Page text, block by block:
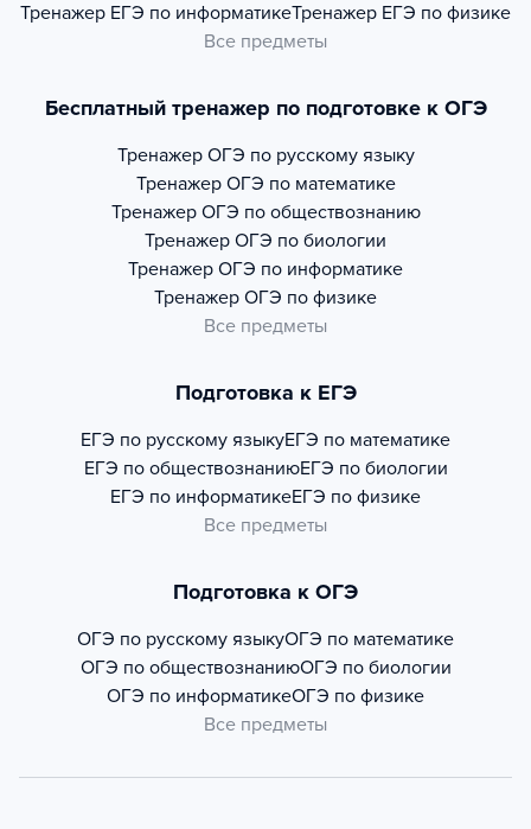
Тренажер ЕГЭ по информатикеТренажер ЕГЭ по физике
Все предметы
Бесплатный тренажер по подготовке к ОГЭ
Тренажер ОГЭ по русскому языку
Тренажер ОГЭ по математике
Тренажер ОГЭ по обществознанию
Тренажер ОГЭ по биологии
Тренажер ОГЭ по информатике
Тренажер ОГЭ по физике
Все предметы
Подготовка к ЕГЭ
ЕГЭ по русскому языкуЕГЭ по математике
ЕГЭ по обществознаниюЕГЭ по биологии
ЕГЭ по информатикеЕГЭ по физике
Все предметы
Подготовка к ОГЭ
ОГЭ по русскому языкуОГЭ по математике
ОГЭ по обществознаниюОГЭ по биологии
ОГЭ по информатикеОГЭ по физике
Все предметы